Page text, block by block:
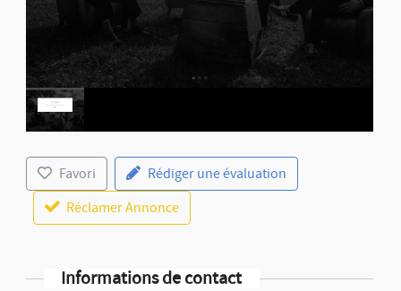
Favori
Rédiger une évaluation
Réclamer Annonce
Informations de contact